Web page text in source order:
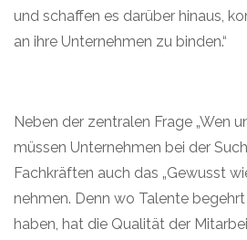
und schaffen es darüber hinaus,
an ihre Unternehmen zu binden.“
Neben der zentralen Frage „Wen
müssen Unternehmen bei der
Fachkräften auch das „Gewusst
nehmen. Denn wo Talente
haben, hat die Qualität der